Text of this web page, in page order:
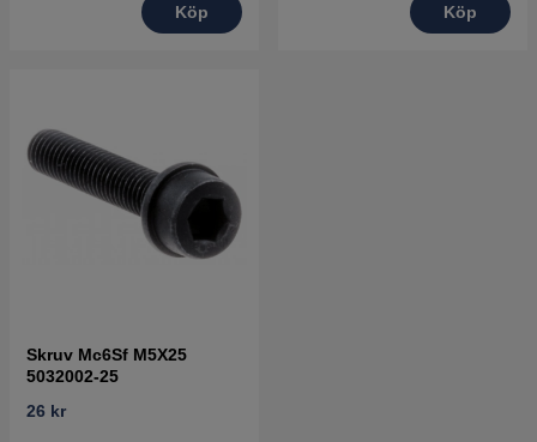
Köp Köp
Skruv Mc6Sf M5X25
5032002-25
26 kr